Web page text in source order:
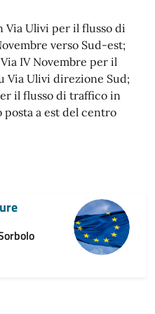
Via Ulivi per il flusso di
verso Sud-est;
IV Novembre per il
Via Ulivi direzione Sud;
il flusso di traffico in
posta a est del centro